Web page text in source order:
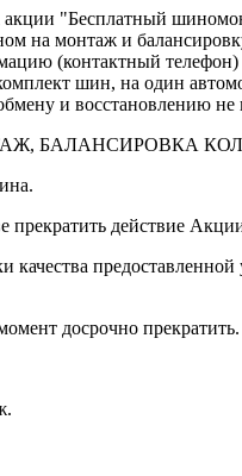
акции "Бесплатный
на монтаж и
(контактный
шин, на один
и восстановлению
БАЛАНСИРОВКА
прекратить действие
досрочно прекратить.